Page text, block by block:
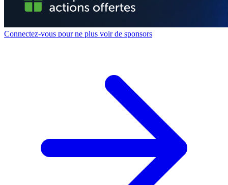
Connectez-vous pour ne plus voir de sponsors